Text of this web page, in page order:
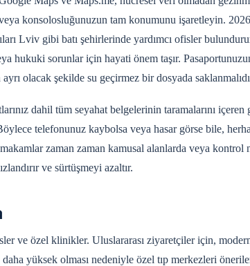
konsolosluğunuzun tam konumunu işaretleyin.
Lviv gibi batı şehirlerinde yardımcı ofisler
hukuki sorunlar için hayati önem taşır.
olacak şekilde su geçirmez bir dosyada
dahil tüm seyahat belgelerinin taramalarını
telefonunuz kaybolsa veya hasar görse bile,
zaman zaman kamusal alanlarda veya kontrol
ve sürtüşmeyi azaltır.
ve özel klinikler. Uluslararası ziyaretçiler için,
yüksek olması nedeniyle özel tıp merkezleri